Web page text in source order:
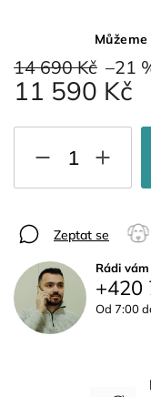
14 690 Kč –21
11 590 Kč
Zeptat se
Rádi
+420
Od 7:00